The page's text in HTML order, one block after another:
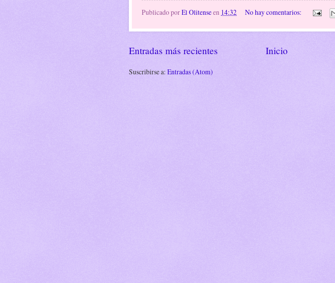
Publicado porEl Olitenseen 14:32 No hay comentarios:
Entradas más recientes Inicio
Suscribirse a: Entradas (Atom)